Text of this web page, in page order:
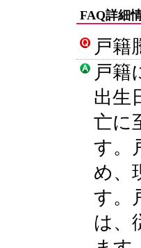
FAQ詳細
戸籍
戸籍
出生
亡に
す。
め、
す。
は、